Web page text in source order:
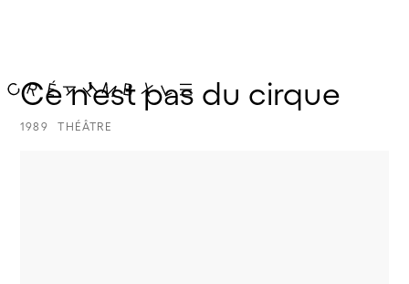
Ce n'est pas du cirque
1989 THÉÂTRE